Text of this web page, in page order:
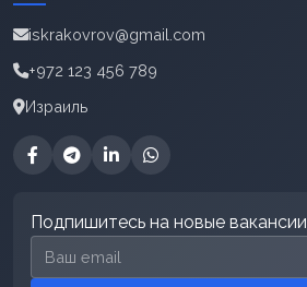
iskrakovrov@gmail.com
+972 123 456 789
Израиль
Подпишитесь на новые вакансии
Email для подписки